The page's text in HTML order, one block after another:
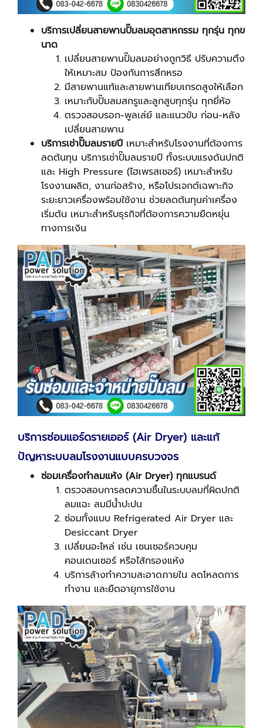
บริการเปลี่ยนสายพานปั๊มลมอุตสาหกรรม ทุกรุ่น ทุกข
นาด
เปลี่ยนสายพานปั๊มลมอย่างถูกวิธี ปรับความตึง
ให้เหมาะสม ป้องกันการสึกหรอ
มีสายพานแท้และสายพานเทียบเกรดสูงให้เลือก
เหมาะกับปั๊มลมสกรูและลูกสูบทุกรุ่น ทุกยี่ห้อ
ตรวจสอบรอก-พูลเล่ย์ และแนวขับ ก่อน-หลัง
เปลี่ยนสายพาน
บริการเช่าปั๊มลมรายปี เหมาะสำหรับโรงงานที่ต้องการ
ลดต้นทุน บริการเช่าปั๊มลมรายปี ทั้งระบบแรงดันปกติ
และ High Pressure (ไฮเพรสเชอร์) เหมาะสำหรับ
โรงงานผลิต, งานก่อสร้าง, หรือโปรเจกต์เฉพาะกิจ
ระยะยาวเครื่องพร้อมใช้งาน ช่วยลดต้นทุนค่าเครื่อง
เริ่มต้น เหมาะสำหรับธุรกิจที่ต้องการความยืดหยุ่น
ทางการเงิน
บริการซ่อมแอร์ดรายเออร์ (Air Dryer) และแก้
ปัญหาระบบลมโรงงานแบบครบวงจร
ซ่อมเครื่องทำลมแห้ง (Air Dryer) ทุกแบรนด์
ตรวจสอบการลดความชื้นในระบบลมที่ผิดปกติ
ลมแฉะ ลมมีน้ำปะปน
ซ่อมทั้งแบบ Refrigerated Air Dryer และ
Desiccant Dryer
เปลี่ยนอะไหล่ เช่น เซนเซอร์ควบคุม
คอนเดนเซอร์ หรือไส้กรองแห้ง
บริการล้างทำความสะอาดภายใน ลดโหลดการ
ทำงาน และยืดอายุการใช้งาน